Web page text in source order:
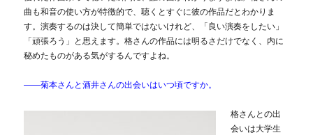
曲も和音の使い方が特徴的で、聴くとすぐに彼の作品だとわかりま
す。演奏するのは決して簡単ではないけれど、「良い演奏をしたい」
「頑張ろう」と思えます。格さんの作品には明るさだけでなく、内に
秘めたものがある気がするんですよね。
――菊本さんと酒井さんの出会いはいつ頃ですか。
格さんとの出
会いは大学生